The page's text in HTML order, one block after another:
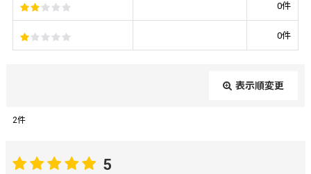
0件
0件
表示順変更
2件
5